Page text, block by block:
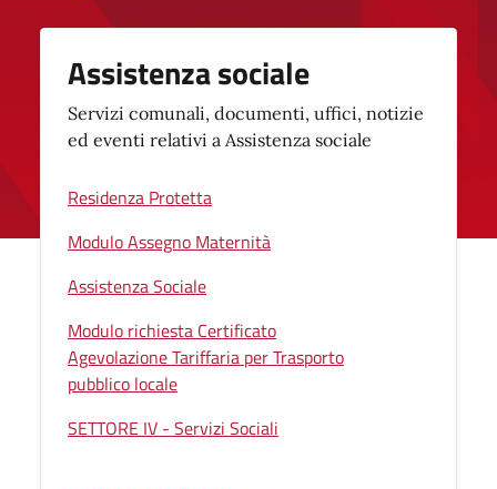
Assistenza sociale
Servizi comunali, documenti, uffici, notizie
ed eventi relativi a Assistenza sociale
Residenza Protetta
Modulo Assegno Maternità
Assistenza Sociale
Modulo richiesta Certificato
Agevolazione Tariffaria per Trasporto
pubblico locale
SETTORE IV - Servizi Sociali